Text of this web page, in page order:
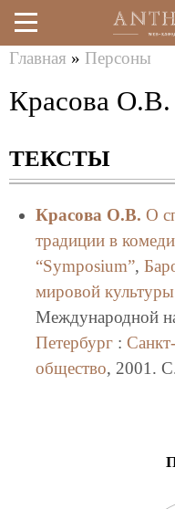
Перейти
к
здесь
Главная » Персоны
Красова О.В.
ТЕКСТЫ
Красова О.В. О
традиции в
“Symposium”,
мировой
Международной
Петербург:
общество, 2001.